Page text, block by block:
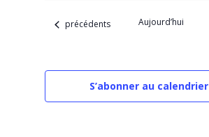
Évènements
précédents Aujourd’hui
S’abonner au calendrier